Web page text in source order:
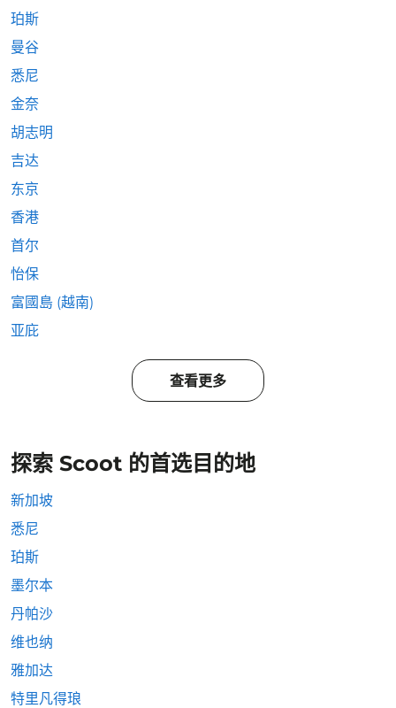
珀斯
曼谷
悉尼
金奈
胡志明
吉达
东京
香港
首尔
怡保
富國島 (越南)
亚庇
查看更多
探索 Scoot 的首选目的地
新加坡
悉尼
珀斯
墨尔本
丹帕沙
维也纳
雅加达
特里凡得琅